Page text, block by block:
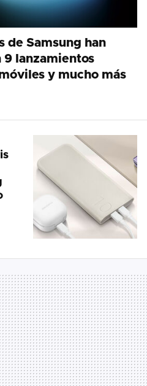
de Samsung han
9 lanzamientos
y mucho más